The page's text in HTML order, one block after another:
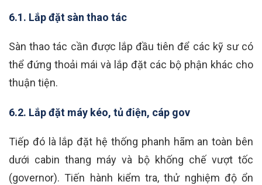
6.1. Lắp đặt sàn thao tác
Sàn thao tác cần được lắp đầu tiên để các kỹ sư có
thể đứng thoải mái và lắp đặt các bộ phận khác cho
thuận tiện.
6.2. Lắp đặt máy kéo, tủ điện, cáp gov
Tiếp đó là lắp đặt hệ thống phanh hãm an toàn bên
dưới cabin thang máy và bộ khống chế vượt tốc
(governor). Tiến hành kiểm tra, thử nghiệm độ ổn